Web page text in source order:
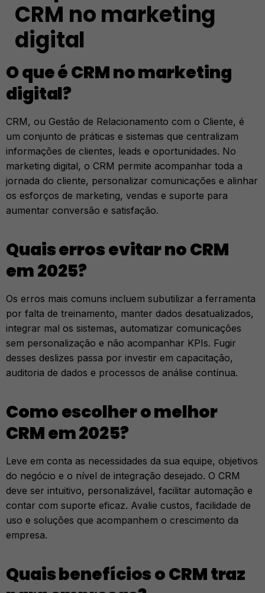
CRM no marketing
digital
O que é CRM no marketing
digital?
CRM, ou Gestão de Relacionamento com o Cliente, é
um conjunto de práticas e sistemas que centralizam
informações de clientes, leads e oportunidades. No
marketing digital, o CRM permite acompanhar toda a
jornada do cliente, personalizar comunicações e alinhar
os esforços de marketing, vendas e suporte para
aumentar conversão e satisfação.
Quais erros evitar no CRM
em 2025?
Os erros mais comuns incluem subutilizar a ferramenta
por falta de treinamento, manter dados desatualizados,
integrar mal os sistemas, automatizar comunicações
sem personalização e não acompanhar KPIs. Fugir
desses deslizes passa por investir em capacitação,
auditoria de dados e processos de análise contínua.
Como escolher o melhor
CRM em 2025?
Leve em conta as necessidades da sua equipe, objetivos
do negócio e o nível de integração desejado. O CRM
deve ser intuitivo, personalizável, facilitar automação e
contar com suporte eficaz. Avalie custos, facilidade de
uso e soluções que acompanhem o crescimento da
empresa.
Quais benefícios o CRM traz